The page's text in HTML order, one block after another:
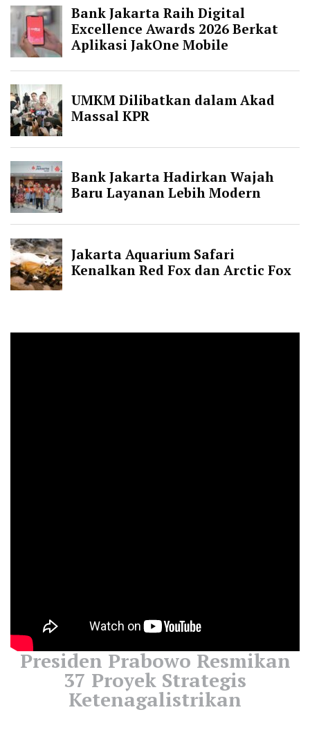
Presiden Prabowo Resmikan
37 Proyek Strategis
Ketenagalistrikan